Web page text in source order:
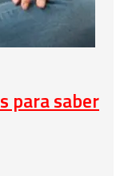
para saber